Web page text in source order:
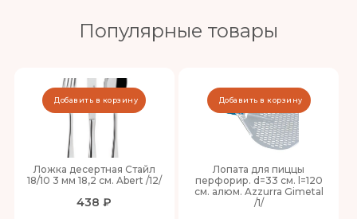
Популярные товары
Ложка десертная Стайл
18/10 3 мм 18,2 см. Abert /12/
438 ₽
Добавить в корзину
Лопата для пиццы
перфорир. d=33 см. l=120
см. алюм. Azzurra Gimetal
/1/
Добавить в корзину